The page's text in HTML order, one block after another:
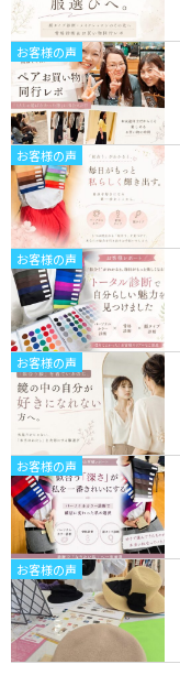
お客様の声
お客様の声
お客様の声
お客様の声
お客様の声
お客様の声